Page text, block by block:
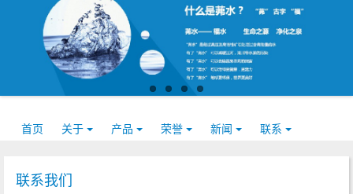
首页 关于 产品 荣誉 新闻 联系
联系我们